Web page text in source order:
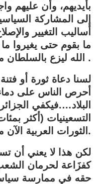
بأيديهم، وأن عليهم
إلى المشاركة
أساليب التغيير
ما بقوم حتى يغيروا
الله ليزع بالسلطان ما لا يزع بالقرآن .
لسنا دعاة ثورة أو
أحرص الناس على
البلاد….فيكفي
التسعينيات (أكثر
الثورات العربية الآن مجتمعة).
لكن هذا لا يعني أن
كفزَاعة لحرمان
حقه في ممارسة